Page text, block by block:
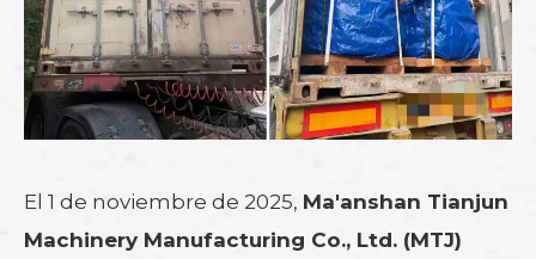
El 1 de noviembre de 2025, Ma'anshan Tianjun
Machinery Manufacturing Co., Ltd. (MTJ)